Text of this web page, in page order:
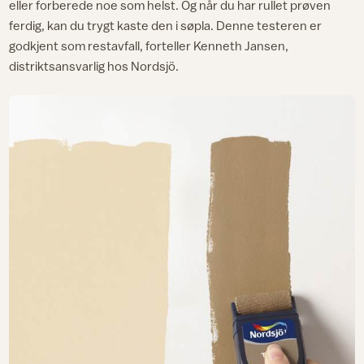
eller forberede noe som helst. Og når du har rullet prøven
ferdig, kan du trygt kaste den i søpla. Denne testeren er
godkjent som restavfall, forteller Kenneth Jansen,
distriktsansvarlig hos Nordsjö.